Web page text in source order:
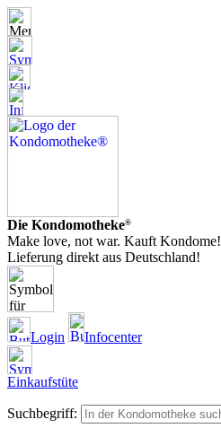
Die Kondomotheke®
Make love, not war. Kauft Kondome!
Lieferung direkt aus Deutschland!
Login Infocenter
Einkaufstüte
Suchbegriff: